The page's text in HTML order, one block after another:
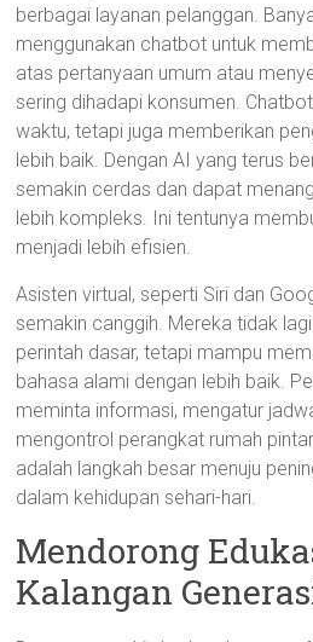
berbagai layanan pelanggan.
menggunakan chatbot untuk
atas pertanyaan umum atau
sering dihadapi konsumen.
waktu, tetapi juga memberikan
lebih baik. Dengan AI yang terus
semakin cerdas dan dapat
lebih kompleks. Ini tentunya
menjadi lebih efisien.
Asisten virtual, seperti Siri dan
semakin canggih. Mereka tidak
perintah dasar, tetapi mampu
bahasa alami dengan lebih baik.
meminta informasi, mengatur
mengontrol perangkat rumah
adalah langkah besar menuju
dalam kehidupan sehari-hari.
Mendorong
Kalangan